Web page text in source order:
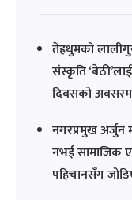
तेह्रथुमको
संस्कृति ‘बेठी’लाई
दिवसको
नगरप्रमुख अर्जुन
नभई सामाजिक
पहिचानसँग